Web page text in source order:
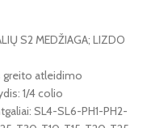
S2 MEDŽIAGA; LIZDO
greito atleidimo
1/4 colio
SL4-SL6-PH1-PH2-